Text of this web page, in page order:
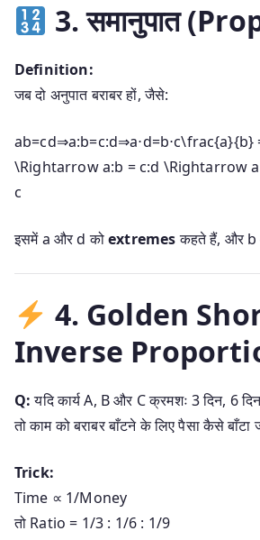
3. समानुपात
Definition:
जब दो अनुपात बराबर हों, जैसे:
\Rightarrow a:b = c:d \Rightarrow
c
इसमें a और d कोextremesकहते हैं, और b
4. Golden
Inverse
Q:यदि कार्य A, B और C क्रमशः 3 दिन, 6
तो काम को बराबर बाँटने के लिए पैसा कैसे बाँटा
Trick:
Time ∝ 1/Money
तो Ratio = 1/3 : 1/6 : 1/9